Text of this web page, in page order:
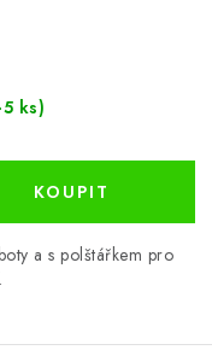
ks)
a s polštářkem pro